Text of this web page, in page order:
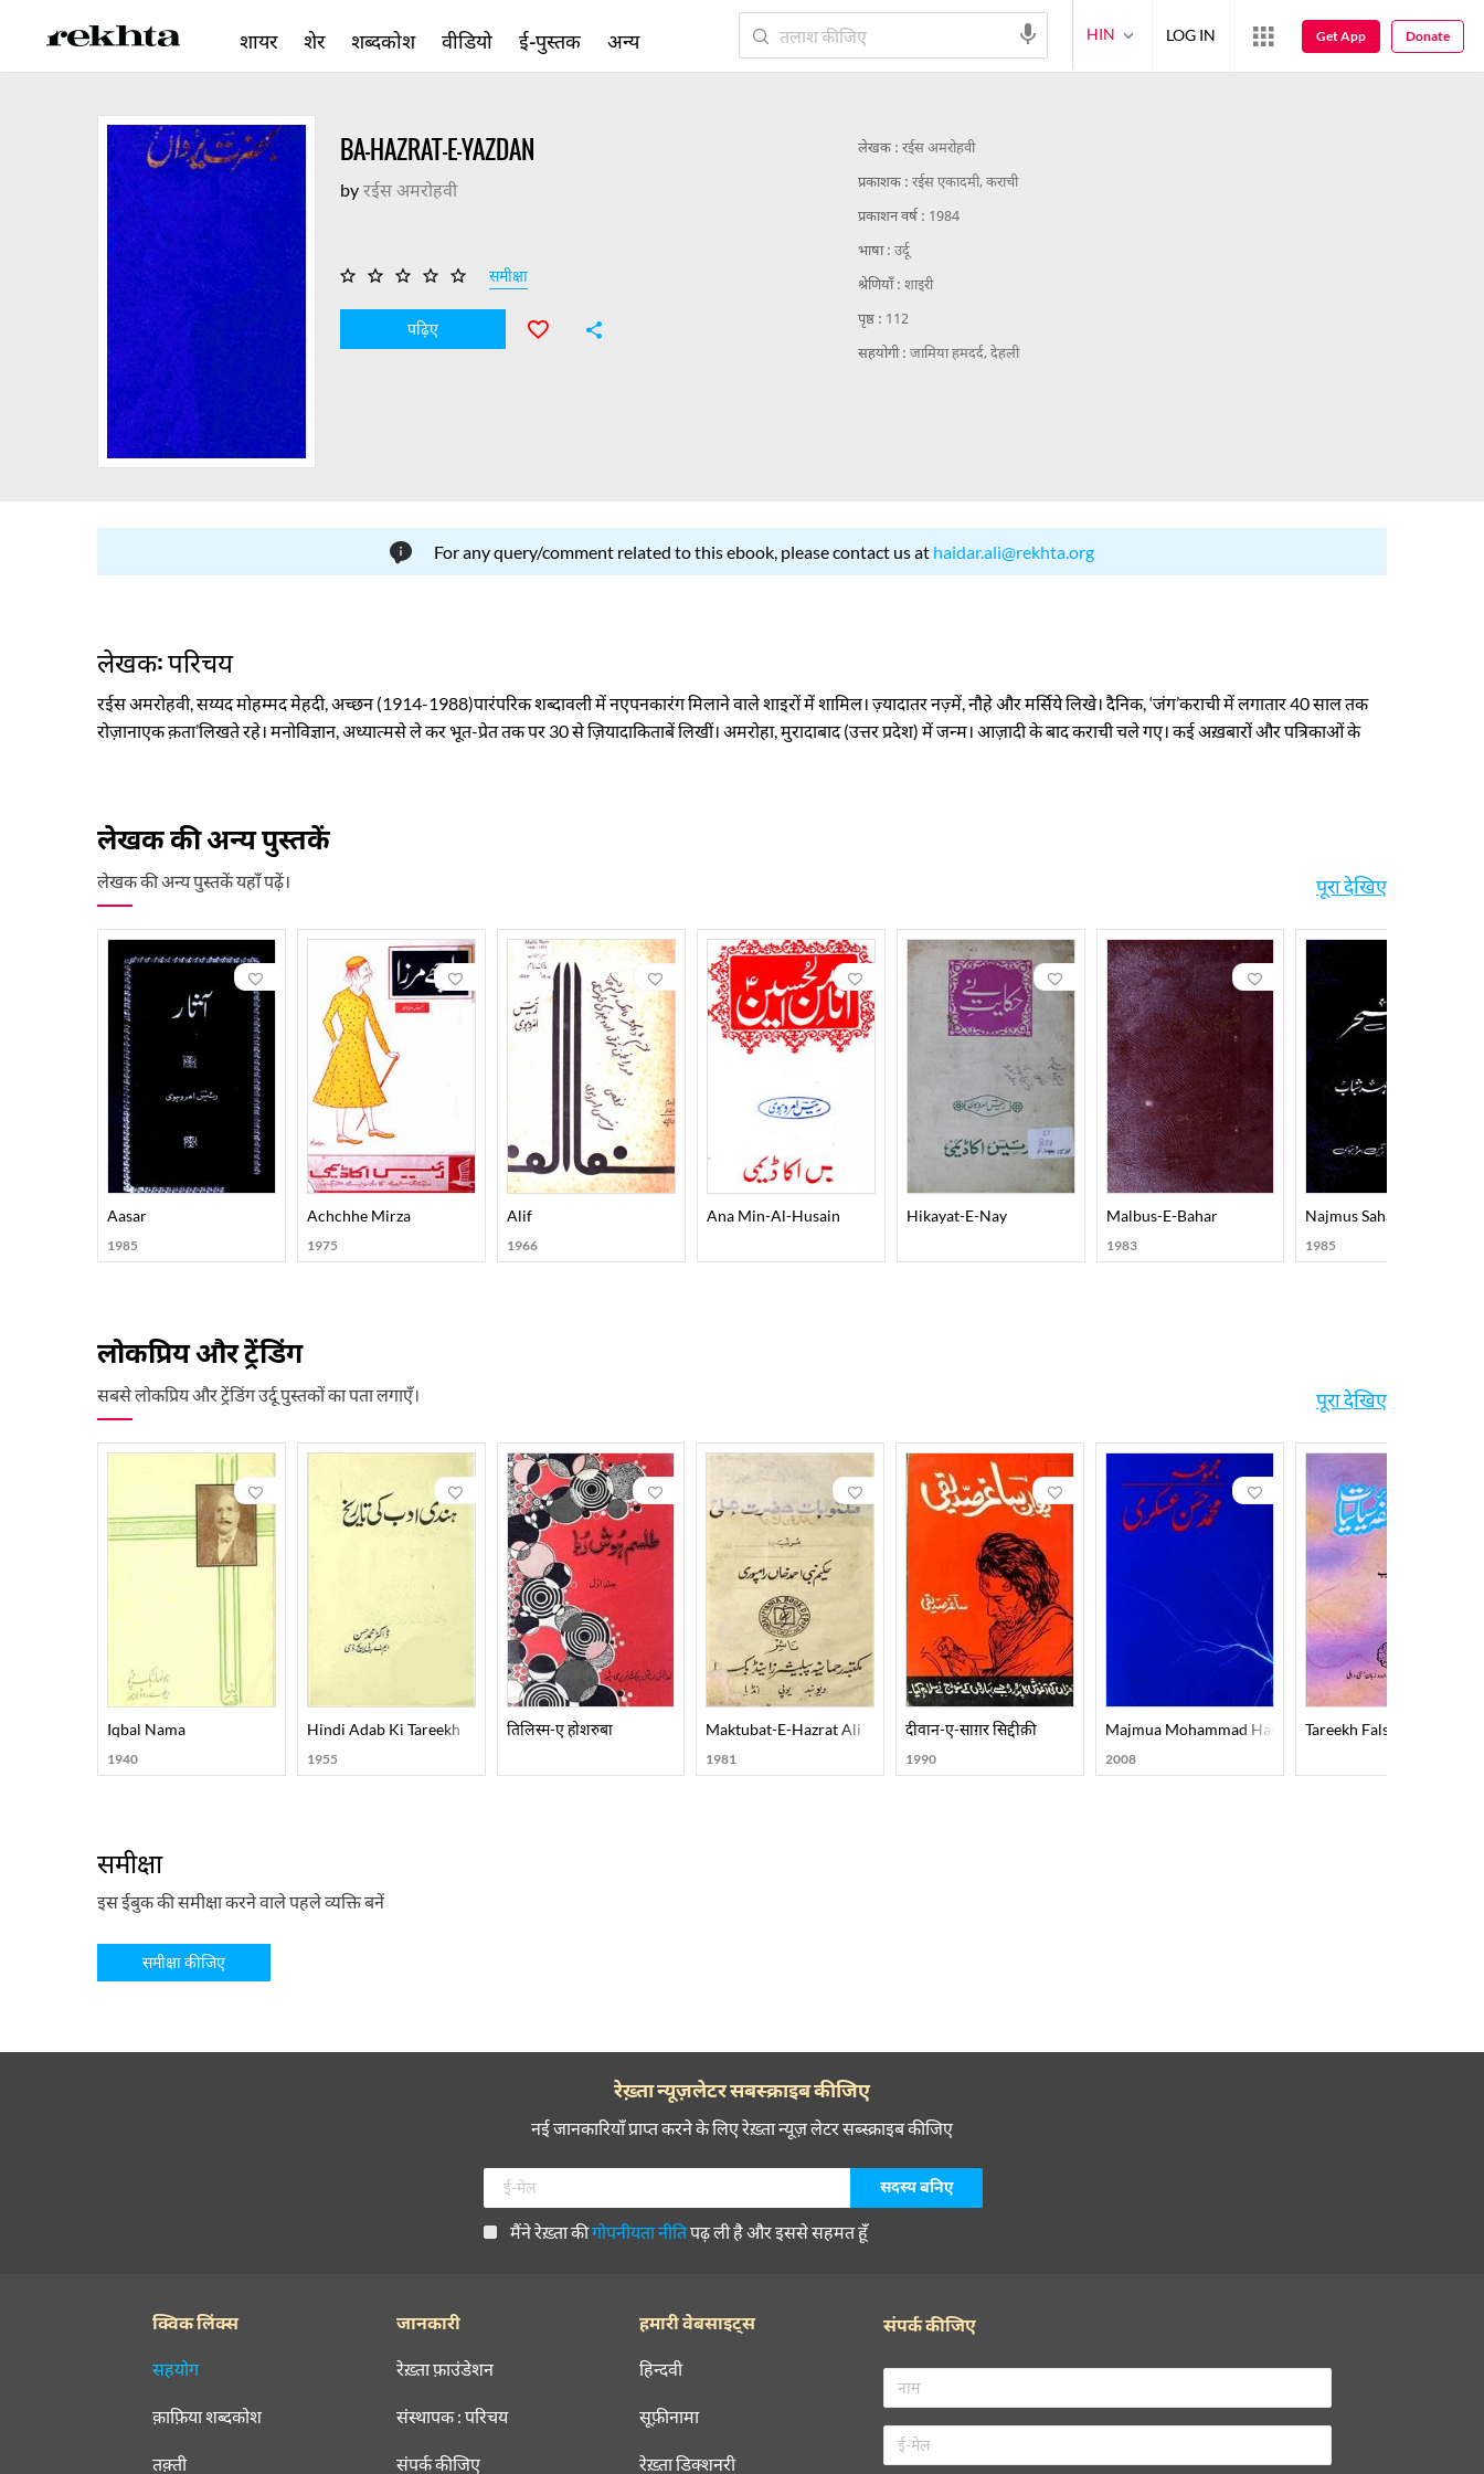
BA-HAZRAT-E-YAZDAN
byरईस अमरोहवी
समीक्षा
पढ़िए
लेखक : रईस अमरोहवी
प्रकाशक : रईस एकादमी, कराची
प्रकाशन वर्ष : 1984
भाषा : उर्दू
श्रेणियाँ : शाइरी
पृष्ठ : 112
सहयोगी : जामिया हमदर्द, देहली
For any query/comment related to this ebook, please contact us at haidar.ali@rekhta.org
लेखक: परिचय
रईस अमरोहवी, सय्यद मोहम्मद मेहदी, अच्छन (1914-1988)पारंपरिक शब्दावली में नएपनकारंग मिलाने वाले शाइरों में शामिल। ज़्यादातर नज़्में नौहे और मर्सिये लिखे। दैनिक, ‘जंग’कराची में लगातार 40 साल तक
रोज़ानाएक क़ता’लिखते रहे। मनोविज्ञान, अध्यात्मसे ले कर भूत-प्रेत तक पर 30 से ज़ियादाकिताबें लिखीं। अमरोहा, मुरादाबाद (उत्तर प्रदेश) में जन्म। आज़ादी के बाद कराची चले गए। कई अख़बारों और पत्रिकाओं के
लेखक की अन्य पुस्तकें
लेखक की अन्य पुस्तकें यहाँ पढ़ें। पूरा देखिए
Aasar
1985
Achchhe Mirza
1975
Alif
1966
Ana Min-Al-Husain Hikayat-E-Nay Malbus-E-Bahar
1983
Najmus Sahar
1985
लोकप्रिय और ट्रेंडिंग
सबसे लोकप्रिय और ट्रेंडिंग उर्दू पुस्तकों का पता लगाएँ। पूरा देखिए
Iqbal Nama
1940
Hindi Adab Ki Tareekh
1955
तिलिस्म-ए होशरुबा Maktubat-E-Hazrat Ali
1981
दीवान-ए-साग़र सिद्दीक़ी
1990
Majmua Mohammad Hasan Askari
2008
Tareekh Falsafa-E-
समीक्षा
इस ईबुक की समीक्षा करने वाले पहले व्यक्ति बनें
समीक्षा कीजिए
शायर शेर शब्दकोश वीडियो ई-पुस्तक अन्य HIN LOG IN Get App Donate
रेख़्ता न्यूज़लेटर सबस्क्राइब कीजिए
नई जानकारियाँ प्राप्त करने के लिए रेख़्ता न्यूज़ लेटर सब्स्क्राइब कीजिए
मैंने रेख़्ता कीगोपनीयता नीतिपढ़ ली है और इससे सहमत हूँ
क्विक लिंक्स
सहयोग
क़ाफ़िया शब्दकोश
तक़्ती
जानकारी
रेख़्ता फ़ाउंडेशन
संस्थापक : परिचय
संपर्क कीजिए
हमारी वेबसाइट्स
हिन्दवी
सूफ़ीनामा
रेख़्ता डिक्शनरी
संपर्क कीजिए